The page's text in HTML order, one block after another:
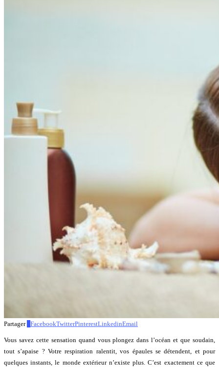
Partager FacebookTwitterPinterestLinkedinEmail
Vous savez cette sensation quand vous plongez dans l’océan et que soudain,
tout s’apaise ? Votre respiration ralentit, vos épaules se détendent, et pour
quelques instants, le monde extérieur n’existe plus. C’est exactement ce que